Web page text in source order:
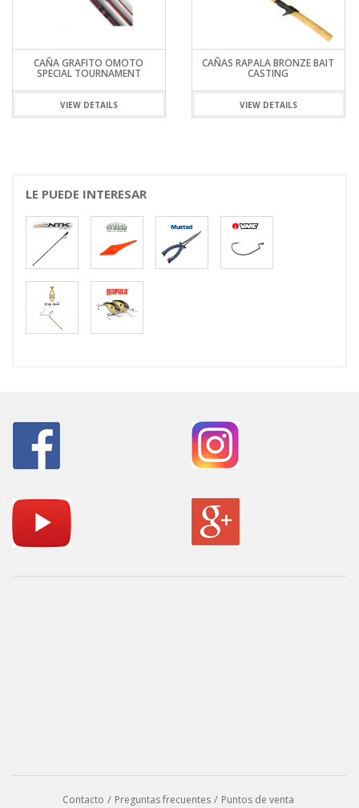
CAÑA GRAFITO OMOTO
SPECIAL TOURNAMENT
VIEW DETAILS
CAÑAS RAPALA BRONZE BAIT
CASTING
VIEW DETAILS
LE PUEDE INTERESAR
Contacto Preguntas frecuentes Puntos de venta